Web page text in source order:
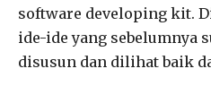
software developing kit.
ide-ide yang sebelumnya
disusun dan dilihat baik